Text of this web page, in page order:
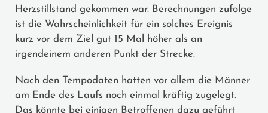
Herzstillstand gekommen war. Berechnungen zufolge
ist die Wahrscheinlichkeit für ein solches Ereignis
kurz vor dem Ziel gut 15 Mal höher als an
irgendeinem anderen Punkt der Strecke.
Nach den Tempodaten hatten vor allem die Männer
am Ende des Laufs noch einmal kräftig zugelegt.
Das könnte bei einigen Betroffenen dazu geführt